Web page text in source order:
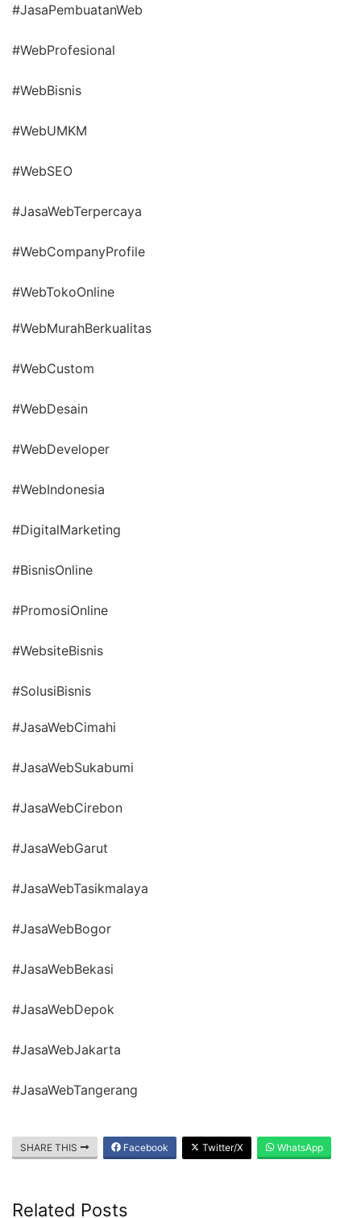
#JasaPembuatanWeb
#WebProfesional
#WebBisnis
#WebUMKM
#WebSEO
#JasaWebTerpercaya
#WebCompanyProfile
#WebTokoOnline
#WebMurahBerkualitas
#WebCustom
#WebDesain
#WebDeveloper
#WebIndonesia
#DigitalMarketing
#BisnisOnline
#PromosiOnline
#WebsiteBisnis
#SolusiBisnis
#JasaWebCimahi
#JasaWebSukabumi
#JasaWebCirebon
#JasaWebGarut
#JasaWebTasikmalaya
#JasaWebBogor
#JasaWebBekasi
#JasaWebDepok
#JasaWebJakarta
#JasaWebTangerang
SHARE THIS Facebook Twitter/X WhatsApp
Related Posts